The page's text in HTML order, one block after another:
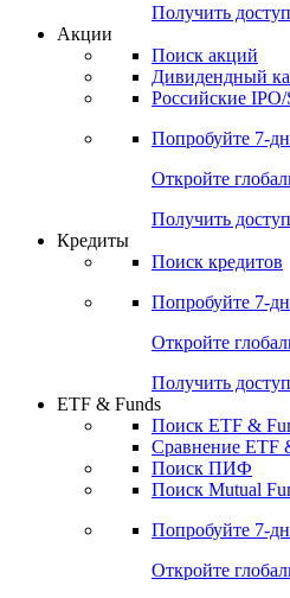
Получить доступ
Акции
Поиск акций
Дивидендный
Российские IPO/
Попробуйте 7-
Откройте
Получить доступ
Кредиты
Поиск кредитов
Попробуйте 7-
Откройте
Получить доступ
ETF & Funds
Поиск ETF &
Сравнение ETF
Поиск ПИФ
Поиск Mutual
Попробуйте 7-
Откройте